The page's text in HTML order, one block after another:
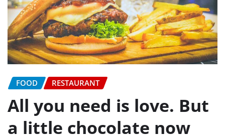
FOOD RESTAURANT
All you need is love. But
a little chocolate now